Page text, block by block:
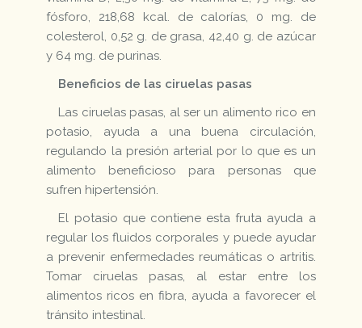
fósforo, 218,68 kcal. de calorías, 0 mg. de
colesterol, 0,52 g. de grasa, 42,40 g. de azúcar
y 64 mg. de purinas.
Beneficios de las ciruelas pasas
Las ciruelas pasas, al ser un alimento rico en
potasio, ayuda a una buena circulación,
regulando la presión arterial por lo que es un
alimento beneficioso para personas que
sufren hipertensión.
El potasio que contiene esta fruta ayuda a
regular los fluidos corporales y puede ayudar
a prevenir enfermedades reumáticas o artritis.
Tomar ciruelas pasas, al estar entre los
alimentos ricos en fibra, ayuda a favorecer el
tránsito intestinal.